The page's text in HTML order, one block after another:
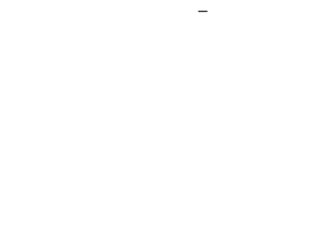
−